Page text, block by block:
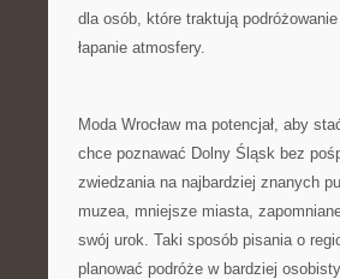
dla osób, które traktują
łapanie atmosfery.
Moda Wrocław ma potencjał, aby
chce poznawać Dolny Śląsk bez
zwiedzania na najbardziej znanych
muzea, mniejsze miasta,
swój urok. Taki sposób pisania o
planować podróże w bardziej